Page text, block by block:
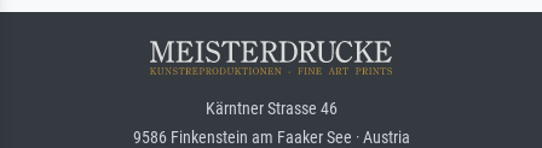
Kärntner Strasse 46
9586 Finkenstein am Faaker See · Austria